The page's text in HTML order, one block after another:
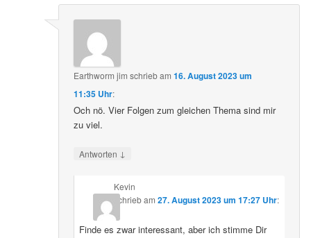
Earthworm jim schriebam16. August 2023 um
11:35 Uhr:
Och nö. Vier Folgen zum gleichen Thema sind mir
zu viel.
Antworten ↓
Kevin
schriebam 27. August 2023 um 17:27 Uhr:
Finde es zwar interessant, aber ich stimme Dir